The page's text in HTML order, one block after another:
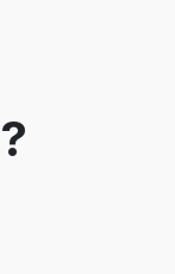
?